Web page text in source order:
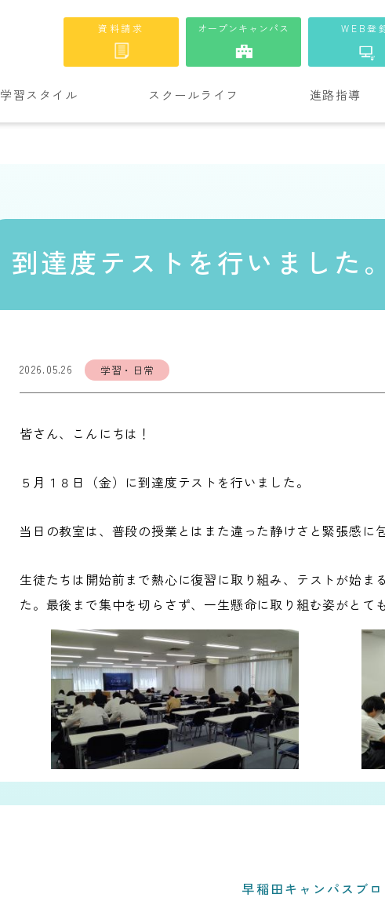
資料請求 オープンキャンパス WEB登
学習スタイル スクールライフ 進路指導
到達度テストを行いました
2026.05.26 学習・日常
皆さん、こんにちは！
５月１８日（金）に到達度テストを行いました。
当日の教室は、普段の授業とはまた違った静けさと緊張感に
生徒たちは開始前まで熱心に復習に取り組み、テストが始ま
た。最後まで集中を切らさず、一生懸命に取り組む姿がとて
早稲田キャンパスブ